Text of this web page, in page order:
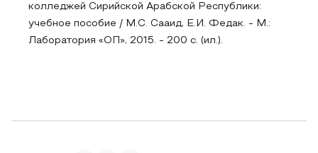
колледжей Сирийской Арабской Республики:
учебное пособие / М.С. Сааид, Е.И. Федак. - М.:
Лаборатория «ОП», 2015. - 200 с. (ил.).